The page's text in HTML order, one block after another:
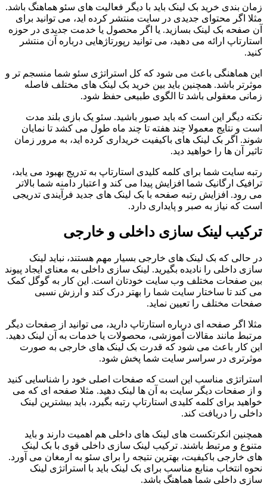
زمان بندی خرید بک لینک باید با دیگر فعالیت های سئو هماهنگ باشد.
مثلا اگر محتوای جدیدی در سایت منتشر کرده اید، می توانید برای
آن صفحه بک لینک بسازید. یا اگر محصول یا خدمت جدیدی در حوزه
استارتاپ ارائه می دهید، می توانید رپورتاژهایی درباره آن منتشر
کنید.
این هماهنگی باعث می شود که کل استراتژی سئو شما منسجم تر و
موثرتر باشد. همچنین باید بین خرید بک لینک های مختلف فاصله
زمانی معقولی باشد تا الگوی طبیعی حفظ شود.
نکته دیگر این است که باید صبور باشید. سئو یک بازی بلند مدت
است و نتایج معمولا چند هفته تا چند ماه طول می کشد تا نمایان
شوند. اگر بک لینک های باکیفیت خریداری کرده اید، به مرور زمان
تاثیر آن ها را خواهید دید.
رتبه سایت شما برای کلمه کلیدی استارتاپ به تدریج بهبود می یابد،
ترافیک ارگانیک شما افزایش پیدا می کند و اعتبار دامنه شما بالاتر
می رود. افزایش رتبه صفحه با بک لینک های جدید فرآیندی تدریجی
است که نیاز به صبر و پایداری دارد.
ترکیب لینک سازی داخلی و خارجی
در حالی که بک لینک های خارجی بسیار مهم هستند، نباید لینک
سازی داخلی را نادیده بگیرید. لینک سازی داخلی به معنای ایجاد پیوند
بین صفحات مختلف وب سایت خودتان است. این کار به گوگل کمک
می کند تا ساختار سایت شما را بهتر درک کند و ارزش نسبی
صفحات مختلف را تعیین نماید.
مثلا اگر صفحه ای درباره استارتاپ دارید، می توانید از صفحات دیگر
مرتبط مانند مقالات آموزشی، محصولات یا خدمات به آن لینک دهید.
این کار باعث می شود که قدرت بک لینک های خارجی به صورت
موثرتری در سراسر سایت شما پخش شود.
استراتژی مناسب این است که صفحات اصلی خود را شناسایی کنید
و از صفحات دیگر سایت به آن ها لینک دهید. مثلا صفحه ای که می
خواهید برای کلمه کلیدی استارتاپ رتبه بگیرد، باید بیشترین لینک
داخلی را دریافت کند.
همچنین انکرتکست های لینک های داخلی هم اهمیت دارند و باید
متنوع و مرتبط باشند. ترکیب لینک سازی داخلی قوی با بک لینک
های خارجی باکیفیت، بهترین نتیجه را برای سئو به ارمغان می آورد.
نحوه انتخاب منابع مناسب برای بک لینک باید با استراتژی لینک
سازی داخلی شما هماهنگ باشد.